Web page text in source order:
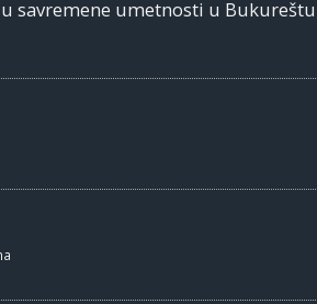
savremene umetnosti u Bukureštu